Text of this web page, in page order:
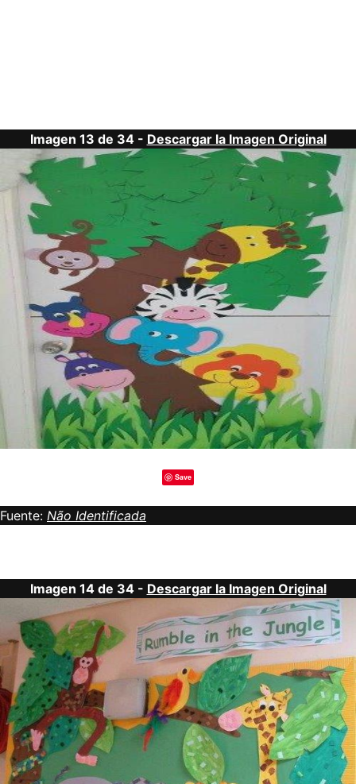
Imagen 13 de 34 - Descargar la Imagen Original
Save
Fuente: Não Identificada
Imagen 14 de 34 - Descargar la Imagen Original